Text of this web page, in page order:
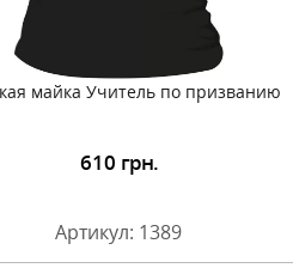
майка Учитель по призванию
610 грн.
Артикул: 1389
Подробнее